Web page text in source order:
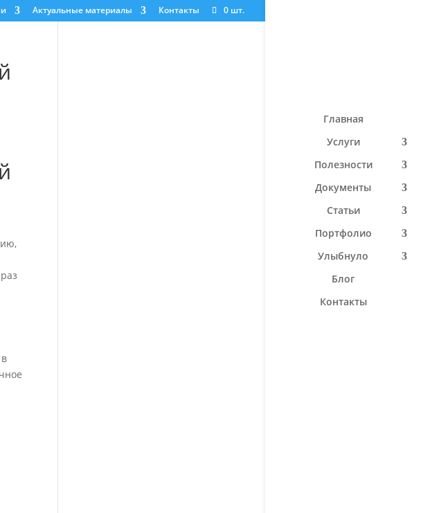
Актуальные материалы Контакты 0 шт.
Главная
Услуги
Полезности
Документы
Статьи
Портфолио
Улыбнуло
Блог
Контакты